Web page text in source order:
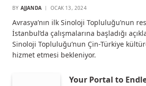
BY AJJANDA OCAK 13, 2024
Avrasya’nın ilk Sinoloji Topluluğu’nun
İstanbul’da çalışmalarına başladığı
Sinoloji Topluluğu’nun Çin-Türkiye
hizmet etmesi bekleniyor.
Your Portal to